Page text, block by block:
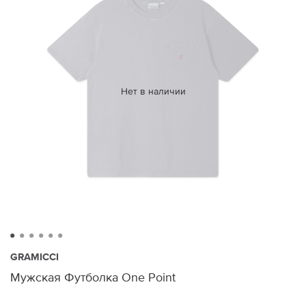
Нет в наличии
GRAMICCI
Мужская Футболка One Point